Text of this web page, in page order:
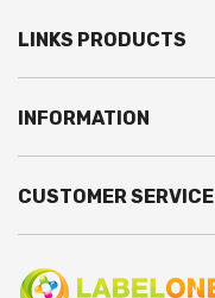
LINKS PRODUCTS
INFORMATION
CUSTOMER SERVICE